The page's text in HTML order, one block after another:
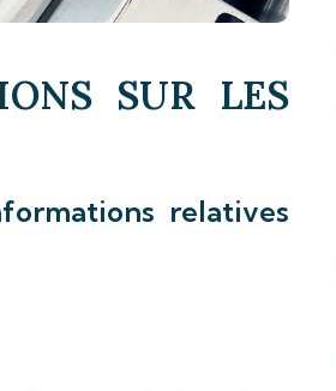
SUR LES
relatives